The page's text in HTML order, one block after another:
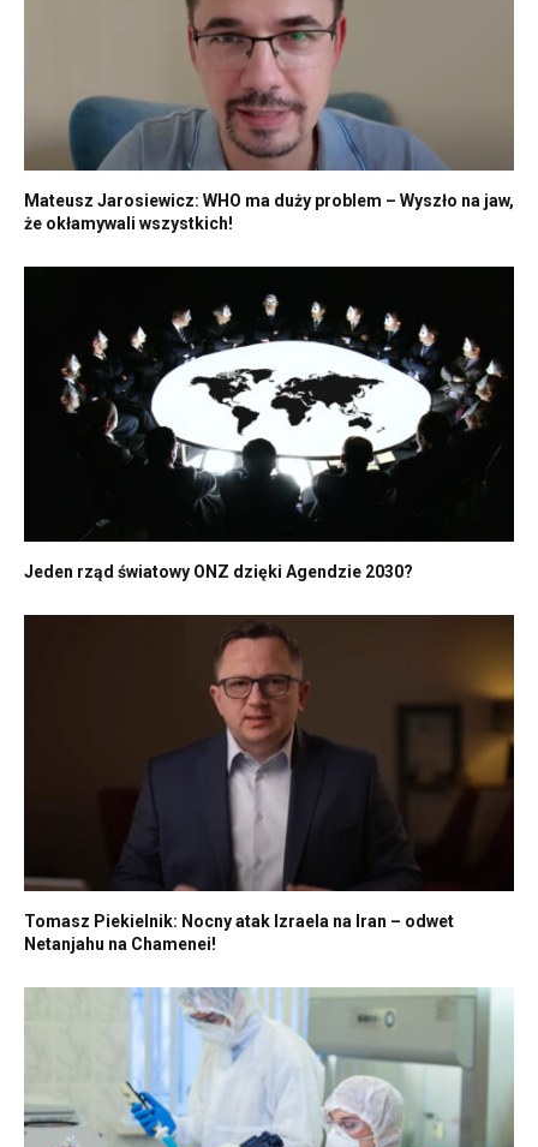
Mateusz Jarosiewicz: WHO ma duży problem – Wyszło na jaw,
że okłamywali wszystkich!
Jeden rząd światowy ONZ dzięki Agendzie 2030?
Tomasz Piekielnik: Nocny atak Izraela na Iran – odwet
Netanjahu na Chamenei!